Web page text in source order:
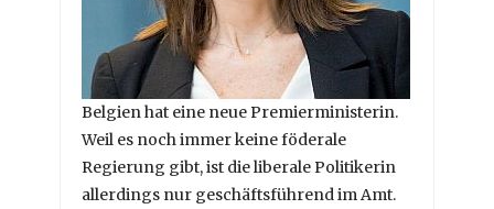
Belgien hat eine neue Premierministerin.
Weil es noch immer keine föderale
Regierung gibt, ist die liberale Politikerin
allerdings nur geschäftsführend im Amt.